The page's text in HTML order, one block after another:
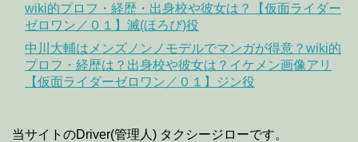
wiki的プロフ・経歴・出身校や彼女は？【仮面ライダー
ゼロワン／０１】滅(ほろび)役
中川大輔はメンズノンノモデルでマンガが得意？wiki的
プロフ・経歴は？出身校や彼女は？イケメン画像アリ
【仮面ライダーゼロワン／０１】ジン役
当サイトのDriver(管理人) タクシージローです。